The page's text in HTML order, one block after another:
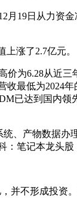
19日从力资金
涨了2.7亿元。
为6.28从近三
最低为2024
已达到国内领
、产物数据办
笔记本龙头股
不形成投资。